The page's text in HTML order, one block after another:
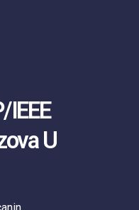
IEEE
U